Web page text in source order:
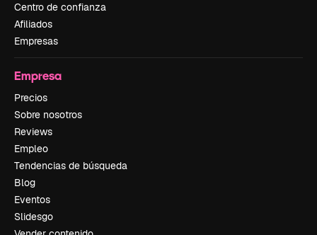
Centro de confianza
Afiliados
Empresas
Empresa
Precios
Sobre nosotros
Reviews
Empleo
Tendencias de búsqueda
Blog
Eventos
Slidesgo